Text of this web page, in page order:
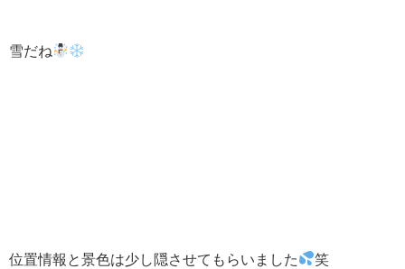
雪だね
位置情報と景色は少し隠させてもらいました 笑